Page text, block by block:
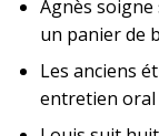
Agnès
un panier de
Les anciens
entretien